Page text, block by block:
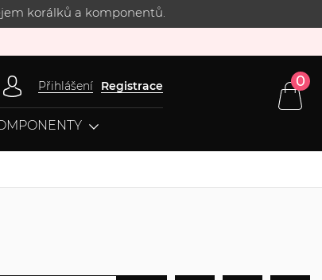
korálků a komponentů.
Přihlášení Registrace 0